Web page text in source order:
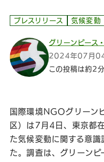
プレスリリース 気候変動
グリーンピース
2024年07月
この投稿は約2
国際環境NGOグリーン
区）は7月4日、東京都
た気候変動に関する意
た。調査は、グリーンピ